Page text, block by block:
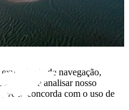
de navegação,
e analisar nosso
concorda com o uso de